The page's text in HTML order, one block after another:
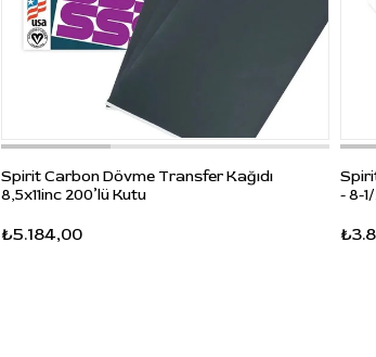
basınçla aktarılmalıdır.
Hazırlanan stencil, uygun dövme
transfer kremiyle cilde
cihazına veya faks tipi transfer
yerleştirilmemelidir. Kullanım
doğrudan güneş ışığından uzak
Spirit Carbon Dövme Transfer Kağıdı
8,5x11inc 200’lü Kutu
₺5.184,00
- 8-